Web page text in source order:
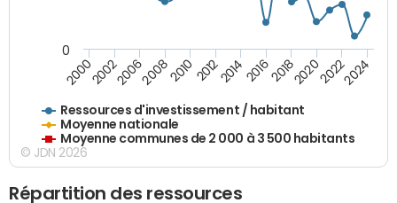
Ressources d'investissement / habitant
Moyenne nationale
Moyenne communes de 2 000 à 3 500 habitants
20002002200620082010 2012201420162018202020222024
0
© JDN 2026
Répartition des ressources